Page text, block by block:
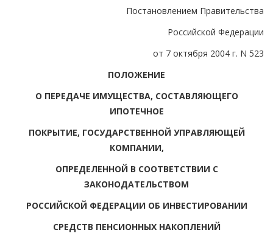
Постановлением Правительства
Российской Федерации
от 7 октября 2004 г. N 523
ПОЛОЖЕНИЕ
О ПЕРЕДАЧЕ ИМУЩЕСТВА, СОСТАВЛЯЮЩЕГО
ИПОТЕЧНОЕ
ПОКРЫТИЕ, ГОСУДАРСТВЕННОЙ УПРАВЛЯЮЩЕЙ
КОМПАНИИ,
ОПРЕДЕЛЕННОЙ В СООТВЕТСТВИИ С
ЗАКОНОДАТЕЛЬСТВОМ
РОССИЙСКОЙ ФЕДЕРАЦИИ ОБ ИНВЕСТИРОВАНИИ
СРЕДСТВ ПЕНСИОННЫХ НАКОПЛЕНИЙ